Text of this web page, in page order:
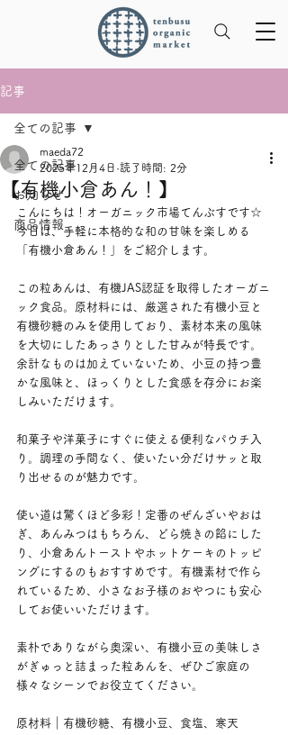
記事
全ての記事
お知らせ
商品情報
全ての記事
【有機小倉あん！】
maeda72
2025年12月4日 読了時間: 2分
こんにちは！オーガニック市場てんぶすです☆
今日は、手軽に本格的な和の甘味を楽しめる
「有機小倉あん！」をご紹介します。
この粒あんは、有機JAS認証を取得したオーガニ
ック食品。原材料には、厳選された有機小豆と
有機砂糖のみを使用しており、素材本来の風味
を大切にしたあっさりとした甘みが特長です。
余計なものは加えていないため、小豆の持つ豊
かな風味と、ほっくりとした食感を存分にお楽
しみいただけます。
和菓子や洋菓子にすぐに使える便利なパウチ入
り。調理の手間なく、使いたい分だけサッと取
り出せるのが魅力です。
使い道は驚くほど多彩！定番のぜんざいやおは
ぎ、あんみつはもちろん、どら焼きの餡にした
り、小倉あんトーストやホットケーキのトッピ
ングにするのもおすすめです。有機素材で作ら
れているため、小さなお子様のおやつにも安心
してお使いいただけます。
素朴でありながら奥深い、有機小豆の美味しさ
がぎゅっと詰まった粒あんを、ぜひご家庭の
様々なシーンでお役立てください。
原材料｜有機砂糖、有機小豆、食塩、寒天